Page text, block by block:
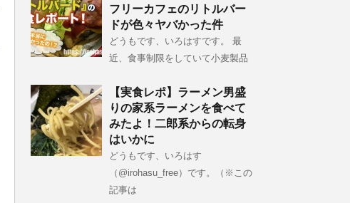
フリーカフェのリトルバー
ドが色々ヤバかった件
どうもです、いろはすです。 最
近、食事制限をしていて小麦製品
【実食レポ】ラーメン男盛
りの家系ラーメンを食べて
みたよ！二郎系からの転身
はいかに
どうもです、いろはす
（@irohasu_free）です。（※この
記事は